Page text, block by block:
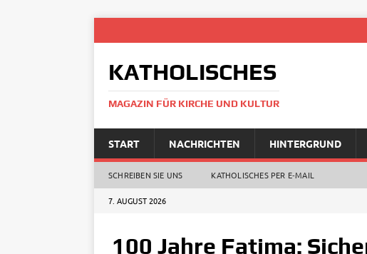
KATHOLISCHES
MAGAZIN FÜR KIRCHE UND KULTUR
START NACHRICHTEN HINTERGRUND
SCHREIBEN SIE UNS KATHOLISCHES PER E‑MAIL
7. AUGUST 2026
100 Jahre Fatima: